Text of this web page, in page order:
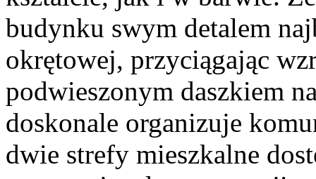
budynku swym detalem
okrętowej, przyciągając
podwieszonym daszkiem
doskonale organizuje
dwie strefy mieszkalne